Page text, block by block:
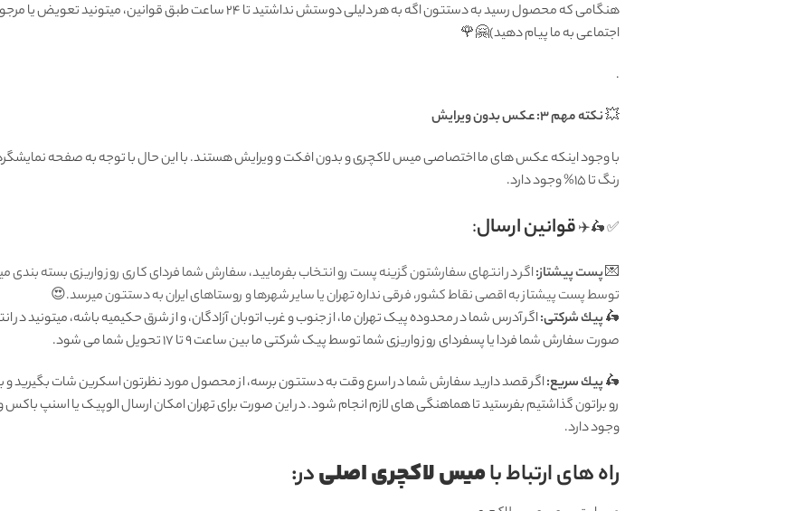
هنگامی که محصول رسید به دستتون اگه به هر دلیلی دوستش نداشتید تا ۲۴
اجتماعی به ما پیام دهید)🤗🌹
.
💥نکته مهم 3: عکس بدون ویرایش
با وجود اینکه عکس های ما اختصاصی میس لاکچری و بدون افکت و ویرایش هستند. با این حال با توجه به صفحه
رنگ تا 15% وجود دارد.
✅ 🛵✈️قوانين ارسال:
💌پست پیشتاز:اگر در انتهای سفارشتون گزینه پست رو انتخاب بفرمایید، سفارش شما فردای کاری روز واریزی بسته
توسط پست پیشتاز به اقصی نقاط کشور، فرقی نداره تهران یا سایر شهرها و روستاهای ایران به دستتون میرسد.😍
🛵پيك شرکتی:اگر آدرس شما در محدوده پیک تهران ما، از جنوب و غرب اتوبان آزادگان، و از شرق حکیمیه باشه، میتونید
صورت سفارش شما فردا یا پسفردای روز واريزى شما توسط پیک شرکتی ما بين ساعت 9 تا 17 تحويل شما مى شود.
🛵پيك سریع:اگر قصد دارید سفارش شما در اسرع وقت به دستتون برسه، از محصول مورد نظرتون اسکرین شات بگیرید و
رو براتون گذاشتیم بفرستید تا هماهنگی های لازم انجام شود. در این صورت برای تهران امکان ارسال الوپیک یا اسنپ
وجود دارد.
راه های ارتباط بامیس لاکچری اصلیدر: